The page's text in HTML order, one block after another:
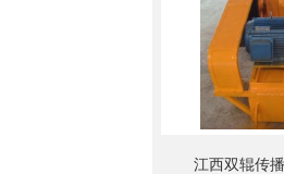
江西双辊传